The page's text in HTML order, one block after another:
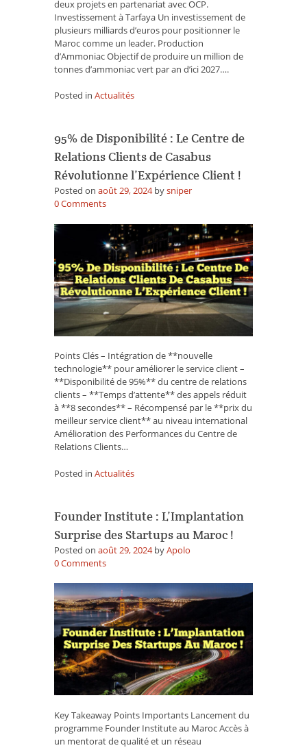
deux projets en partenariat avec OCP.
Investissement à Tarfaya Un investissement de
plusieurs milliards d’euros pour positionner le
Maroc comme un leader. Production
d’Ammoniac Objectif de produire un million de
tonnes d’ammoniac vert par an d’ici 2027….
Posted in Actualités
95% de Disponibilité : Le Centre de
Relations Clients de Casabus
Révolutionne l’Expérience Client !
Posted on août 29, 2024 bysniper
0Commentson
de
Disponibilité
Le
Centre
de
Relations
Clients
de
Révolutionne
l’Expérience
Client
!
Points Clés – Intégration de **nouvelle
technologie** pour améliorer le service client –
**Disponibilité de 95%** du centre de relations
clients – **Temps d’attente** des appels réduit
à **8 secondes** – Récompensé par le **prix du
meilleur service client** au niveau international
Amélioration des Performances du Centre de
Relations Clients…
Posted in Actualités
Founder Institute : L’Implantation
Surprise des Startups au Maroc !
Posted on août 29, 2024 byApolo
0Commentson
Institute
:
L’Implantation
Surprise
des
Startups
au
Maroc
!
Key Takeaway Points Importants Lancement du
programme Founder Institute au Maroc Accès à
un mentorat de qualité et un réseau